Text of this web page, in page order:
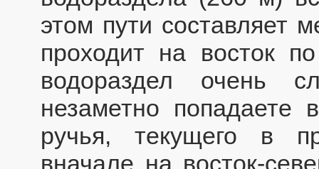
этом пути составляет
проходит на восток
водораздел очень
незаметно попадаете
ручья, текущего в
вначале на восток-